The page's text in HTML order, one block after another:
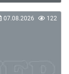
07.08.2026 122